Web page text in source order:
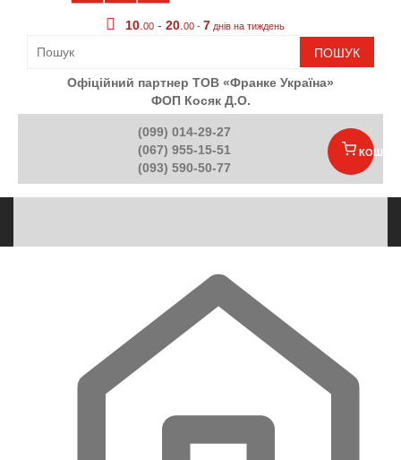
10 00 - 20 00 - 7 днів на тиждень
ПОШУК
Офіційний партнер ТОВ «Франке Україна»
ФОП Косяк Д.О.
(099) 014-29-27
(067) 955-15-51
(093) 590-50-77
КОШИК